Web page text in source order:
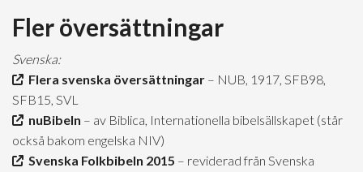
Fler översättningar
Svenska:
Flera svenska översättningar – NUB, 1917, SFB98,
SFB15, SVL
nuBibeln – av Biblica, Internationella bibelsällskapet (står
också bakom engelska NIV)
Svenska Folkbibeln 2015 – reviderad från Svenska